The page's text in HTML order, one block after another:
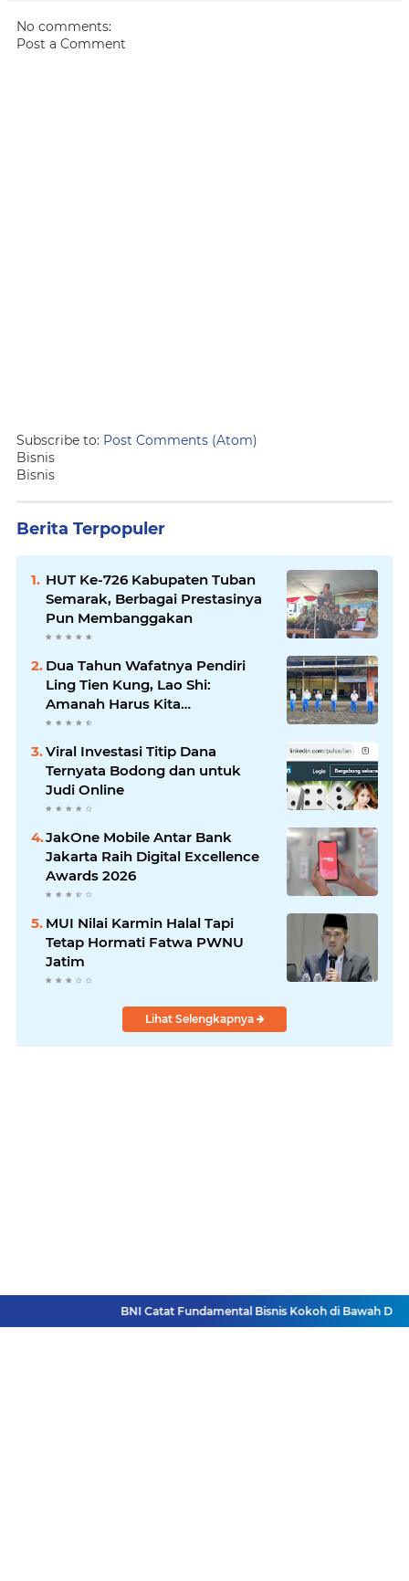
No comments:
Post a Comment
Subscribe to: Post Comments (Atom)
Bisnis
Bisnis
Berita Terpopuler
HUT Ke-726 Kabupaten Tuban
Semarak, Berbagai Prestasinya
Pun Membanggakan
Dua Tahun Wafatnya Pendiri
Ling Tien Kung, Lao Shi:
Amanah Harus Kita
Laksanakan!
Viral Investasi Titip Dana
Ternyata Bodong dan untuk
Judi Online
JakOne Mobile Antar Bank
Jakarta Raih Digital Excellence
Awards 2026
MUI Nilai Karmin Halal Tapi
Tetap Hormati Fatwa PWNU
Jatim
Lihat Selengkapnya
BNI Catat Fundamental Bisnis Kokoh di Bawah